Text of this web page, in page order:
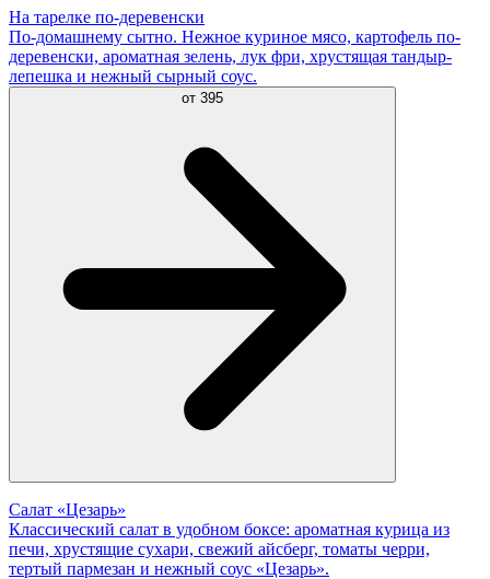
На тарелке по-деревенски
По-домашнему сытно. Нежное куриное мясо, картофель по-
деревенски, ароматная зелень, лук фри, хрустящая тандыр-
лепешка и нежный сырный соус.
от 395
Салат «Цезарь»
Классический салат в удобном боксе: ароматная курица из
печи, хрустящие сухари, свежий айсберг, томаты черри,
тертый пармезан и нежный соус «Цезарь».